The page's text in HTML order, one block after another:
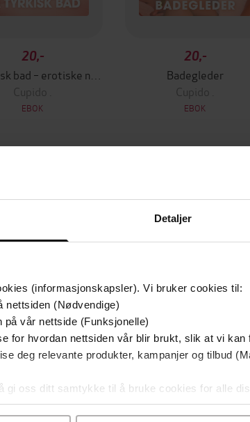
Detaljer
(informasjonskapsler). Vi bruker cookies til:
nettsiden (Nødvendige)
på vår nettside (Funksjonelle)
for hvordan nettsiden vår blir brukt, slik at vi kan
deg relevante produkter, kampanjer og tilbud
gi oss ditt samtykke til å bruke cookies for alle
ved å klikke på «Tilpass». Du kan når som
20,-
Cupido .
EBOK
20,-
Badegleder
Cupido .
EBOK